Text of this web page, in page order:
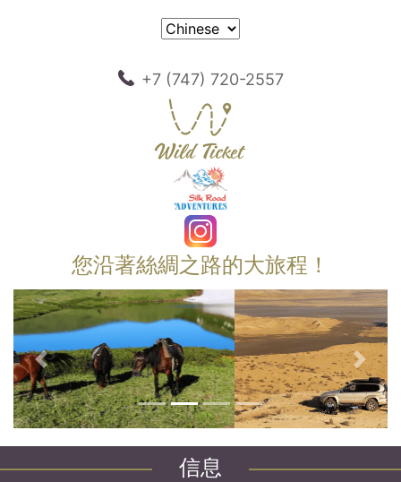
+7 (747) 720-2557
您沿著絲綢之路的大旅程！
以前的 下一個
信息